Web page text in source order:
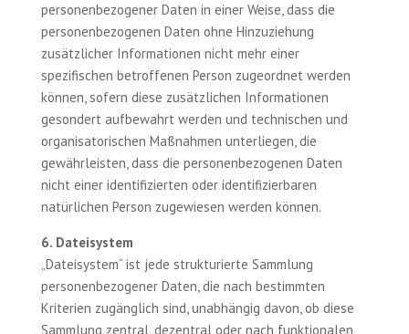
personenbezogener Daten in einer Weise, dass die
personenbezogenen Daten ohne Hinzuziehung
zusätzlicher Informationen nicht mehr einer
spezifischen betroffenen Person zugeordnet werden
können, sofern diese zusätzlichen Informationen
gesondert aufbewahrt werden und technischen und
organisatorischen Maßnahmen unterliegen, die
gewährleisten, dass die personenbezogenen Daten
nicht einer identifizierten oder identifizierbaren
natürlichen Person zugewiesen werden können.
6. Dateisystem
„Dateisystem“ ist jede strukturierte Sammlung
personenbezogener Daten, die nach bestimmten
Kriterien zugänglich sind, unabhängig davon, ob diese
Sammlung zentral, dezentral oder nach funktionalen